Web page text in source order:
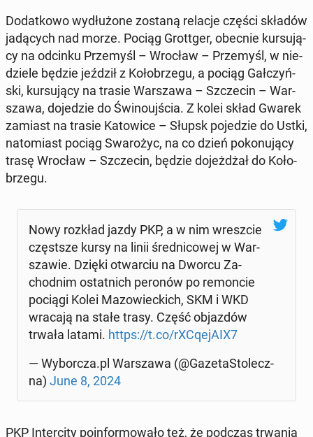
Do­dat­ko­wo wy­dłu­żo­ne zostaną relacje części składów
ja­dą­cych nad morze. Pociąg Grot­t­ger, obecnie kur­su­ją­
cy na odcinku Prze­myśl – Wrocław – Prze­myśl, w nie­
dzie­le będzie jeździł z Ko­ło­brze­gu, a pociąg Gał­czyń­
ski, kur­su­ją­cy na trasie War­sza­wa – Szcze­cin – War­
sza­wa, do­je­dzie do Świ­no­uj­ścia. Z kolei skład Gwarek
zamiast na trasie Ka­to­wi­ce – Słupsk po­je­dzie do Ustki,
na­to­miast pociąg Swa­ro­życ, na co dzień po­ko­nu­ją­cy
trasę Wrocław – Szcze­cin, będzie do­jeż­dżał do Ko­ło­
brze­gu.
Nowy rozkład jazdy PKP, a w nim wresz­cie
częst­sze kursy na linii śred­ni­co­wej w War­
sza­wie. Dzięki otwar­ciu na Dworcu Za­
chod­nim ostat­nich peronów po re­mon­cie
pociągi Kolei Ma­zo­wiec­kich, SKM i WKD
wracają na stałe trasy. Część ob­jaz­dów
trwała latami. https://t.co/rXCqe­jA­IX7
— Wy­bor­cza.pl War­sza­wa (@Ga­ze­ta­Sto­lecz­
na) June 8, 2024
PKP In­ter­ci­ty po­in­for­mo­wa­ło też, że podczas trwania